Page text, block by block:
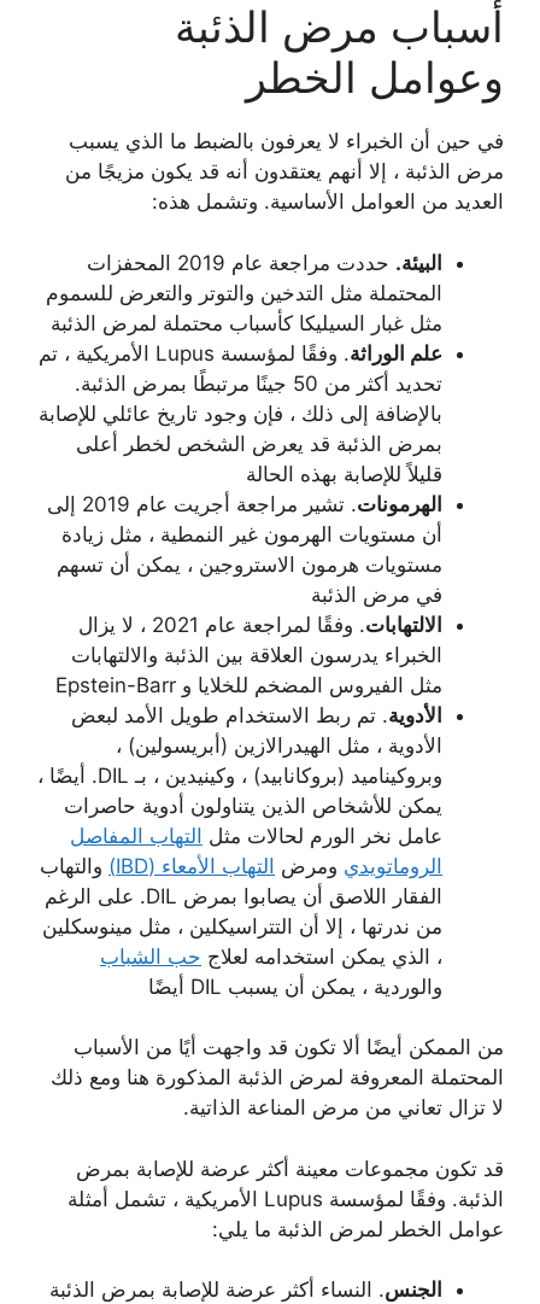
أسباب مرض الذئبة
وعوامل الخطر
في حين أن الخبراء لا يعرفون بالضبط ما الذي يسبب
مرض الذئبة ، إلا أنهم يعتقدون أنه قد يكون مزيجًا من
العديد من العوامل الأساسية. وتشمل هذه:
البيئة.
حددت مراجعة عام 2019 المحفزات
المحتملة مثل التدخين والتوتر والتعرض للسموم
مثل غبار السيليكا كأسباب محتملة لمرض الذئبة
علم الوراثة
. وفقًا لمؤسسة Lupus الأمريكية ، تم
تحديد أكثر من 50 جينًا مرتبطًا بمرض الذئبة.
بالإضافة إلى ذلك ، فإن وجود تاريخ عائلي للإصابة
بمرض الذئبة قد يعرض الشخص لخطر أعلى
قليلاً للإصابة بهذه الحالة
الهرمونات
. تشير مراجعة أجريت عام 2019 إلى
أن مستويات الهرمون غير النمطية ، مثل زيادة
مستويات هرمون الاستروجين ، يمكن أن تسهم
في مرض الذئبة
الالتهابات
. وفقًا لمراجعة عام 2021 ، لا يزال
الخبراء يدرسون العلاقة بين الذئبة والالتهابات
مثل الفيروس المضخم للخلايا و Epstein-Barr
الأدوية. تم ربط الاستخدام طويل الأمد لبعض
الأدوية ، مثل الهيدرالازين (أبريسولين) ،
وبروكيناميد (بروكانابيد) ، وكينيدين ، بـ DIL. أيضًا ،
يمكن للأشخاص الذين يتناولون أدوية حاصرات
عامل نخر الورم لحالات مثل التهاب المفاصل
الروماتويدي ومرض التهاب الأمعاء (IBD)
والتهاب
الفقار اللاصق أن يصابوا بمرض DIL. على الرغم
من ندرتها ، إلا أن التتراسيكلين ، مثل مينوسكلين
، الذي يمكن استخدامه لعلاج حب الشباب
والوردية ، يمكن أن يسبب DIL أيضًا
من الممكن أيضًا ألا تكون قد واجهت أيًا من الأسباب
المحتملة المعروفة لمرض الذئبة المذكورة هنا ومع ذلك
لا تزال تعاني من مرض المناعة الذاتية.
قد تكون مجموعات معينة أكثر عرضة للإصابة بمرض
الذئبة. وفقًا لمؤسسة Lupus الأمريكية ، تشمل أمثلة
عوامل الخطر لمرض الذئبة ما يلي:
الجنس. النساء أكثر عرضة للإصابة بمرض الذئبة